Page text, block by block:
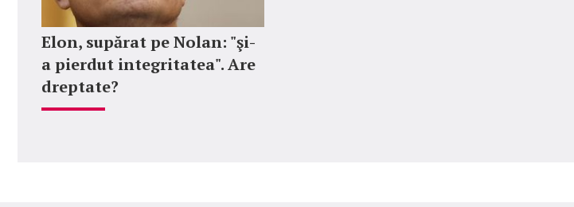
Elon, supărat pe Nolan: "şi-
a pierdut integritatea". Are
dreptate?